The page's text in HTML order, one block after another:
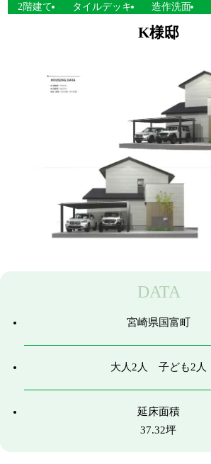
2階建て タイルデッキ 造作洗面
K様邸
DATA
宮崎県国富町
大人2人 子ども2人
延床面積
37.32坪